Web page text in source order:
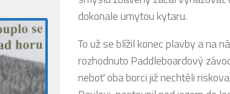
dokonale umytou kytaru.
To už se blížil konec plavby a na
rozhodnuto Paddleboardový
neboť oba borci již nechtěli